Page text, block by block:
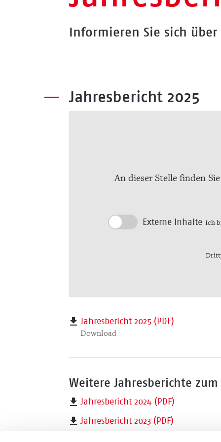
Informieren Sie sich
Jahresbericht 2025
An dieser Stelle finden
Externe Inhalte Ich
Jahresbericht 2025 (PDF)
Download
Weitere Jahresberichte
Jahresbericht 2024 (PDF)
Jahresbericht 2023 (PDF)